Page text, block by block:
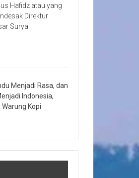
Hafidz atau yang
Direktur
Surya
Menjadi Rasa, dan
Indonesia,
Kopi